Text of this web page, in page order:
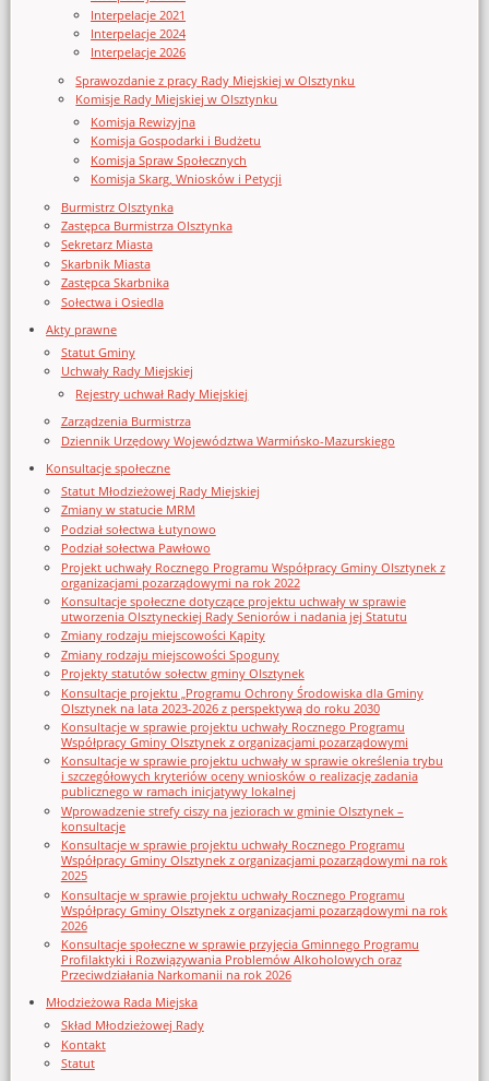
Interpelacje 2021
Interpelacje 2024
Interpelacje 2026
Sprawozdanie z pracy Rady Miejskiej w Olsztynku
Komisje Rady Miejskiej w Olsztynku
Komisja Rewizyjna
Komisja Gospodarki i Budżetu
Komisja Spraw Społecznych
Komisja Skarg, Wniosków i Petycji
Burmistrz Olsztynka
Zastępca Burmistrza Olsztynka
Sekretarz Miasta
Skarbnik Miasta
Zastępca Skarbnika
Sołectwa i Osiedla
Akty prawne
Statut Gminy
Uchwały Rady Miejskiej
Rejestry uchwał Rady Miejskiej
Zarządzenia Burmistrza
Dziennik Urzędowy Województwa Warmińsko-Mazurskiego
Konsultacje społeczne
Statut Młodzieżowej Rady Miejskiej
Zmiany w statucie MRM
Podział sołectwa Łutynowo
Podział sołectwa Pawłowo
Projekt uchwały Rocznego Programu Współpracy Gminy Olsztynek z
organizacjami pozarządowymi na rok 2022
Konsultacje społeczne dotyczące projektu uchwały w sprawie
utworzenia Olsztyneckiej Rady Seniorów i nadania jej Statutu
Zmiany rodzaju miejscowości Kąpity
Zmiany rodzaju miejscowości Spoguny
Projekty statutów sołectw gminy Olsztynek
Konsultacje projektu „Programu Ochrony Środowiska dla Gminy
Olsztynek na lata 2023-2026 z perspektywą do roku 2030
Konsultacje w sprawie projektu uchwały Rocznego Programu
Współpracy Gminy Olsztynek z organizacjami pozarządowymi
Konsultacje w sprawie projektu uchwały w sprawie określenia trybu
i szczegółowych kryteriów oceny wniosków o realizację zadania
publicznego w ramach inicjatywy lokalnej
Wprowadzenie strefy ciszy na jeziorach w gminie Olsztynek –
konsultacje
Konsultacje w sprawie projektu uchwały Rocznego Programu
Współpracy Gminy Olsztynek z organizacjami pozarządowymi na rok
2025
Konsultacje w sprawie projektu uchwały Rocznego Programu
Współpracy Gminy Olsztynek z organizacjami pozarządowymi na rok
2026
Konsultacje społeczne w sprawie przyjęcia Gminnego Programu
Profilaktyki i Rozwiązywania Problemów Alkoholowych oraz
Przeciwdziałania Narkomanii na rok 2026
Młodzieżowa Rada Miejska
Skład Młodzieżowej Rady
Kontakt
Statut